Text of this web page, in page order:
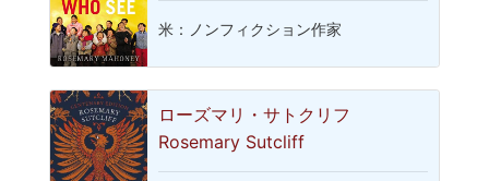
米：ノンフィクション作家
ローズマリ・サトクリフ
Rosemary Sutcliff